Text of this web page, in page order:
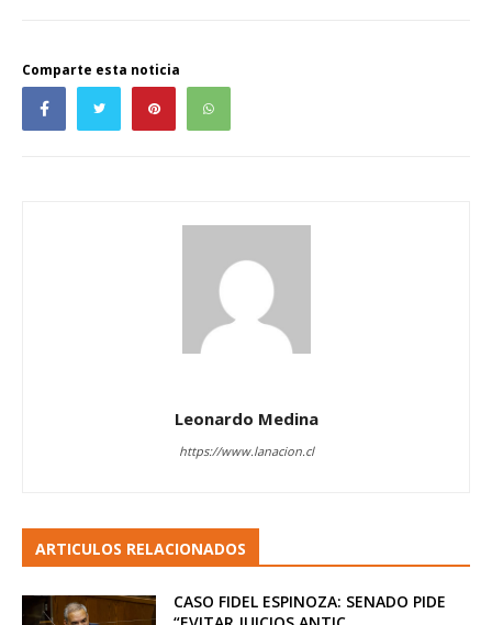
Comparte esta noticia
Leonardo Medina
https://www.lanacion.cl
ARTICULOS RELACIONADOS
CASO FIDEL ESPINOZA: SENADO PIDE